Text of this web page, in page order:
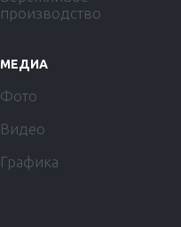
производство
МЕДИА
Фото
Видео
Графика